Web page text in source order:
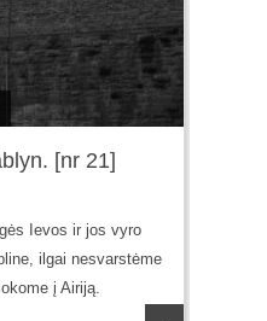
[nr 21]
Ievos ir jos vyro
ilgai nesvarstėme
į Airiją.